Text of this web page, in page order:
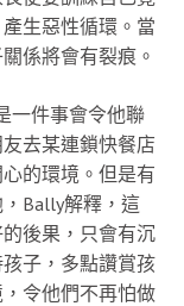
生惡性循環。當
係將會有裂痕。
一件事會令他聯
去某連鎖快餐店
的環境。但是有
Bally解釋，這
後果，只會有沉
子，多點讚賞孩
令他們不再怕做